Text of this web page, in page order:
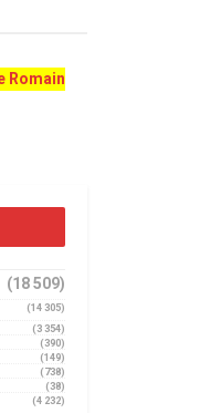
Romain
(18 509)
(14 305)
(3 354)
(390)
(149)
(738)
(38)
(4 232)